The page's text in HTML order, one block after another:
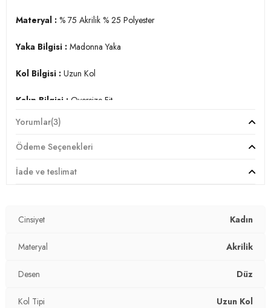
Materyal : % 75 Akrilik % 25 Polyester
Yaka Bilgisi : Madonna Yaka
Kol Bilgisi : Uzun Kol
Kalıp Bilgisi : Oversize Fit
Manken Ölçüsü :
cm / Basen : 92 cm / Beden : Onesize
Üretim Yeri :
Türkiye
Yorumlar(3)
Ödeme Seçenekleri
İade ve teslimat
Cinsiyet Kadın
Materyal Akrilik
Desen Düz
Kol Tipi Uzun Kol